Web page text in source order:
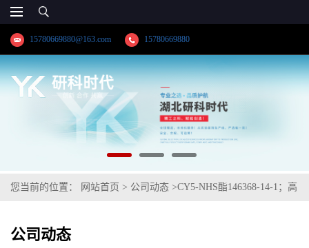
15780669880@163.com 15780669880
您当前的位置： 网站首页 > 公司动态 >CY5-NHS酯146368-14-1；高
学创新！支持三方验证；支持定制；检测图谱；MSDS等技术支持；
公司动态